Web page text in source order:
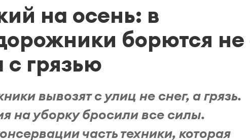
на осень: в
борются не
грязью
вывозят с улиц не снег, а грязь.
на уборку бросили все силы.
часть техники, которая